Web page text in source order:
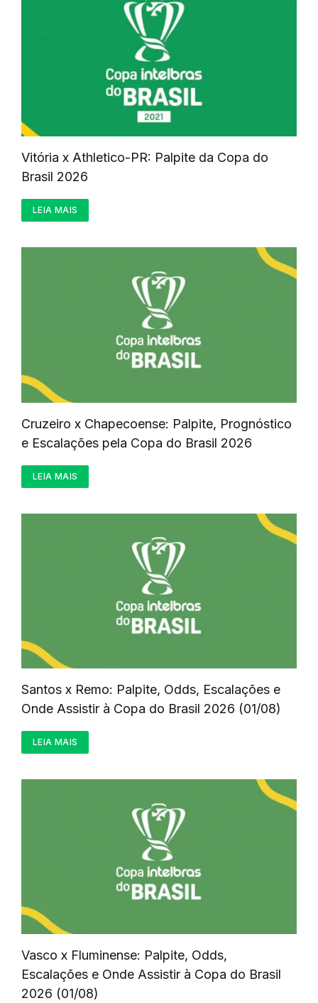
Vitória x Athletico-PR: Palpite da Copa do
Brasil 2026
LEIA MAIS
Cruzeiro x Chapecoense: Palpite, Prognóstico
e Escalações pela Copa do Brasil 2026
LEIA MAIS
Santos x Remo: Palpite, Odds, Escalações e
Onde Assistir à Copa do Brasil 2026 (01/08)
LEIA MAIS
Vasco x Fluminense: Palpite, Odds,
Escalações e Onde Assistir à Copa do Brasil
2026 (01/08)